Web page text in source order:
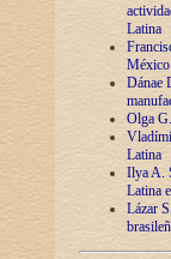
Latina
México
Dánae
Olga
Latina
Ilya A.
Latina
Lázar